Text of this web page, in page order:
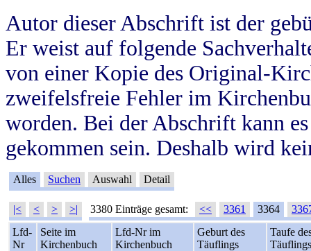
Autor dieser Abschrift ist der
Er weist auf folgende
von einer Kopie des Original-
zweifelsfreie Fehler im
worden. Bei der Abschrift kann
gekommen sein. Deshalb wird
Alles Suchen Auswahl Detail
|< < > >| 3380 Einträge gesamt: << 3361 3364
Lfd-
Nr
Seite im
Kirchenbuch
Lfd-Nr im
Kirchenbuch
Geburt des
Täuflings
Taufe
Täuflings